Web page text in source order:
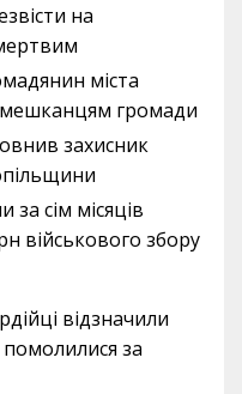
на
міста
громади
захисник
сім місяців
військового збору
відзначили
за